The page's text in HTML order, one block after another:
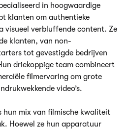
in hoogwaardige
klanten om authentieke
visueel verbluffende content. Ze
klanten, van non-
tot gevestigde bedrijven
driekoppige team combineert
filmervaring om grote
video’s.
hun mix van filmische kwaliteit
Hoewel ze hun apparatuur